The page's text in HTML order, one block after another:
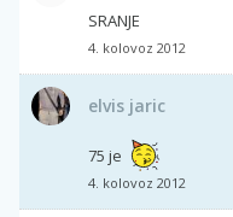
SRANJE
4. kolovoz 2012
elvis jaric
75 je
4. kolovoz 2012